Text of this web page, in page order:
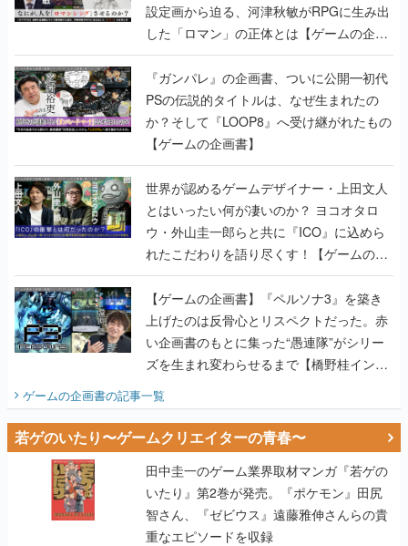
設定画から迫る、河津秋敏がRPGに生み出
した「ロマン」の正体とは【ゲームの企画
書】
『ガンパレ』の企画書、ついに公開━初代
PSの伝説的タイトルは、なぜ生まれたの
か？そして『LOOP8』へ受け継がれたもの
【ゲームの企画書】
世界が認めるゲームデザイナー・上田文人
とはいったい何が凄いのか？ ヨコオタロ
ウ・外山圭一郎らと共に『ICO』に込めら
れたこだわりを語り尽くす！【ゲームの企
画書】
【ゲームの企画書】『ペルソナ3』を築き
上げたのは反骨心とリスペクトだった。赤
い企画書のもとに集った“愚連隊”がシリー
ズを生まれ変わらせるまで【橋野桂インタ
ゲームの企画書の記事一覧
若ゲのいたり〜ゲームクリエイターの青春〜
田中圭一のゲーム業界取材マンガ『若ゲの
いたり』第2巻が発売。『ポケモン』田尻
智さん、『ゼビウス』遠藤雅伸さんらの貴
重なエピソードを収録